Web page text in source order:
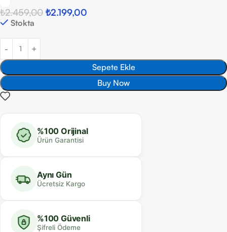
₺2.459,00 ₺2.199,00
Stokta
Sepete Ekle
Buy Now
%100 Orijinal
Ürün Garantisi
Aynı Gün
Ücretsiz Kargo
%100 Güvenli
Şifreli Ödeme